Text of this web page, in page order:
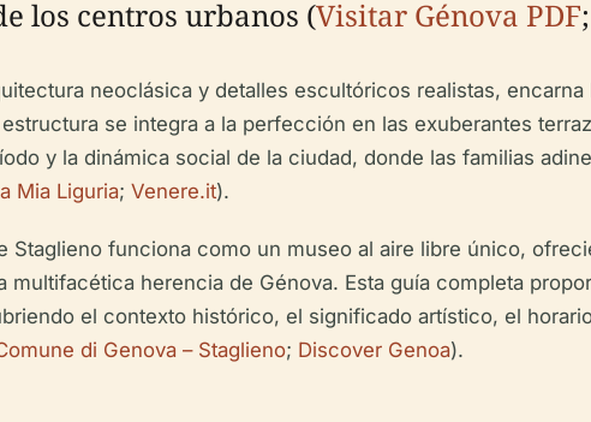
los centros urbanos (Visitar Génova PDF;
neoclásica y detalles escultóricos realistas,
se integra a la perfección en las exuberantes
y la dinámica social de la ciudad, donde las familias
Mia Liguria; Venere.it).
Staglieno funciona como un museo al aire libre único,
multifacética herencia de Génova. Esta guía completa
el contexto histórico, el significado artístico, el
di Genova – Staglieno; Discover Genoa).